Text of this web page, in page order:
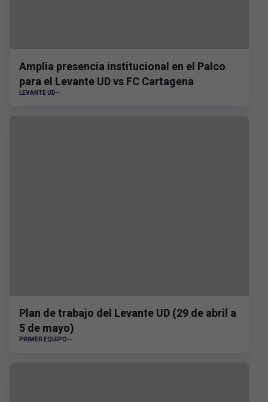
Amplia presencia institucional en el Palco
para el Levante UD vs FC Cartagena
LEVANTE UD
Plan de trabajo del Levante UD (29 de abril a
5 de mayo)
PRIMER EQUIPO